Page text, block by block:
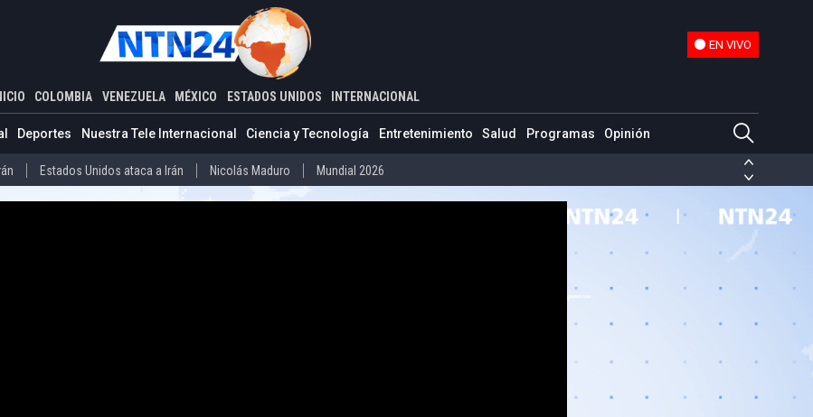
EN VIVO
COLOMBIA VENEZUELA MÉXICO ESTADOS UNIDOS INTERNACIONAL
Deportes Nuestra Tele Internacional Ciencia y Tecnología Entretenimiento Salud Programas Opinión
Estados Unidos ataca a Irán Nicolás Maduro Mundial 2026
Díaz-Canel Cuba Mundial 2026
INTERNACIONAL
a dos de los principales grupos criminales de Latinoamérica en nueva estrategia contra crimen organizado
Estados Unidos ataca a Irán Nicolás Maduro Mundial 2026
Abelardo de la Espriella Iván Cepeda Donald Trump Disidencias de las FARC